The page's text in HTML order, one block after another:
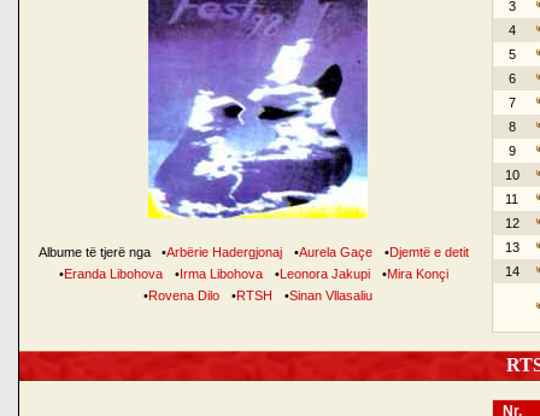
Albume të tjerë nga •Arbërie Hadergjonaj •Aurela Gaçe •Djemtë e detit
•Eranda Libohova •Irma Libohova •Leonora Jakupi •Mira Konçi
•Rovena Dilo •RTSH •Sinan Vllasaliu
3
4
5
6
7
8
9
10
11
12
13
14
Nr.